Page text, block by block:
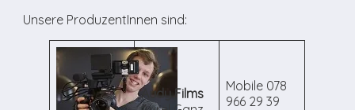
Unsere ProduzentInnen sind:
Audy Films
Mobile 078
966 29 39